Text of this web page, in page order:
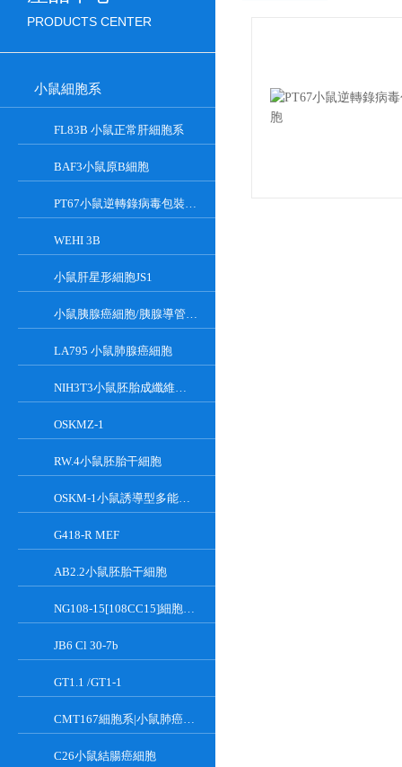
PRODUCTS CENTER
小鼠細胞系
FL83B 小鼠正常肝細胞系
BAF3小鼠原B細胞
PT67小鼠逆轉錄病毒包裝細胞
WEHI 3B
小鼠肝星形細胞JS1
小鼠胰腺癌細胞/胰腺導管癌PAN02
LA795 小鼠肺腺癌細胞
NIH3T3小鼠胚胎成纖維細胞
OSKMZ-1
RW.4小鼠胚胎干細胞
OSKM-1小鼠誘導型多能干細胞
G418-R MEF
AB2.2小鼠胚胎干細胞
NG108-15[108CC15]細胞系|小鼠神經母瘤與大鼠膠質瘤之融合細胞
JB6 Cl 30-7b
GT1.1 /GT1-1
CMT167細胞系|小鼠肺癌細胞
C26小鼠結腸癌細胞